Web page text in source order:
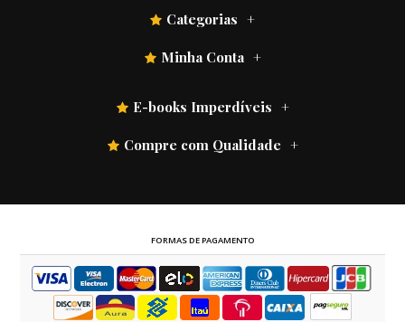
Categorias
Minha Conta
E-books Imperdíveis
Compre com Qualidade
FORMAS DE PAGAMENTO